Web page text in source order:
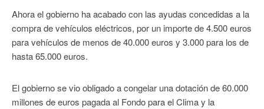
Ahora el gobierno ha acabado con las ayudas concedidas a la
compra de vehículos eléctricos, por un importe de 4.500 euros
para vehículos de menos de 40.000 euros y 3.000 para los de
hasta 65.000 euros.
El gobierno se vio obligado a congelar una dotación de 60.000
millones de euros pagada al Fondo para el Clima y la